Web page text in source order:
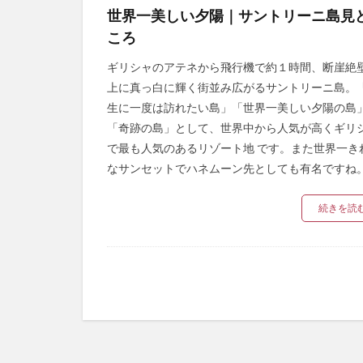
世界一美しい夕陽｜サントリーニ島見
ころ
ギリシャのアテネから飛行機で約１時間、断崖絶
上に真っ白に輝く街並み広がるサントリーニ島。
生に一度は訪れたい島」「世界一美しい夕陽の島」
「奇跡の島」として、世界中から人気が高くギリ
で最も人気のあるリゾート地 です。また世界一き
なサンセットでハネムーン先としても有名ですね。
続きを読